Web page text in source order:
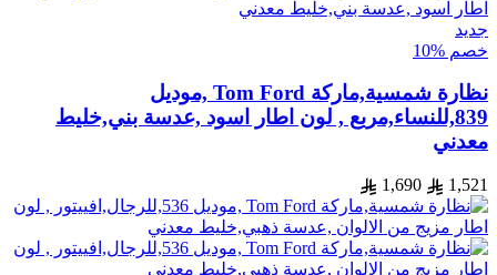
جديد
خصم %10
نظارة شمسية,ماركة Tom Ford ,موديل
839,للنساء,مربع , لون اطار اسود ,عدسة بني,خليط
معدني
1,521
1,690